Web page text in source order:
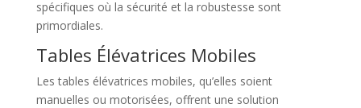
spécifiques où la sécurité et la robustesse sont
primordiales.
Tables Élévatrices Mobiles
Les tables élévatrices mobiles, qu’elles soient
manuelles ou motorisées, offrent une solution